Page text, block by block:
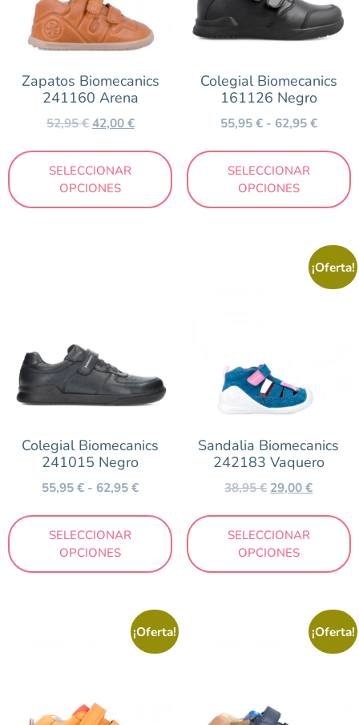
Zapatos Biomecanics
241160 Arena
52,95€ 42,00€
SELECCIONAR
OPCIONES
Colegial Biomecanics
161126 Negro
55,95€ - 62,95€
SELECCIONAR
OPCIONES
Colegial Biomecanics
241015 Negro
55,95€ - 62,95€
SELECCIONAR
OPCIONES
¡Oferta!
Sandalia Biomecanics
242183 Vaquero
38,95€ 29,00€
SELECCIONAR
OPCIONES
¡Oferta! ¡Oferta!